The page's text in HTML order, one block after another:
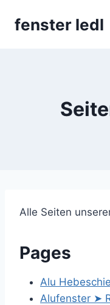
fenster ledl
Alle Seiten
Pages
Alu
Alufenster ➤